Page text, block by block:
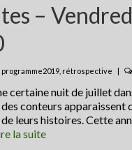
–
programme2019, rétrospective |
certaine nuit de juillet
conteurs apparaissent
leurs histoires. Cette
la suite­­